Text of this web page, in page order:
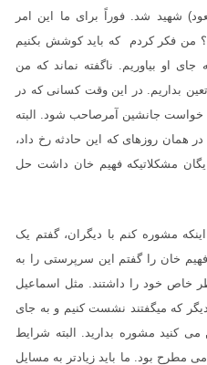
شهید شد. فوراً برای ما این امر
من فکر کردم که باید کوشش بکنیم
او بیاوریم. ناگفته نماند که من
بداریم. در این وقت کسانی که در
خواست جانشین آمرصاحب شود. البته
همان روزهای که این حادثه رخ داد،
مشکلاتیکه فهیم خان داشت حل
مشوره کنم با دیگران، گفتم یک
خان را گفتم این سرپرستی را به
خاص خود را داشتند. مثل اسماعیل
که میگفتند نشست کنیم و به جای
کنید مشوره بدارید. البته شرایط
مطرح بود. ما باید زیادتر به مسایل